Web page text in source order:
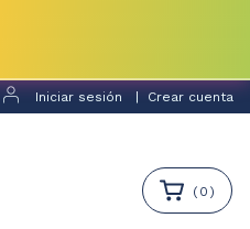
Iniciar sesión Crear cuenta
( 0 )